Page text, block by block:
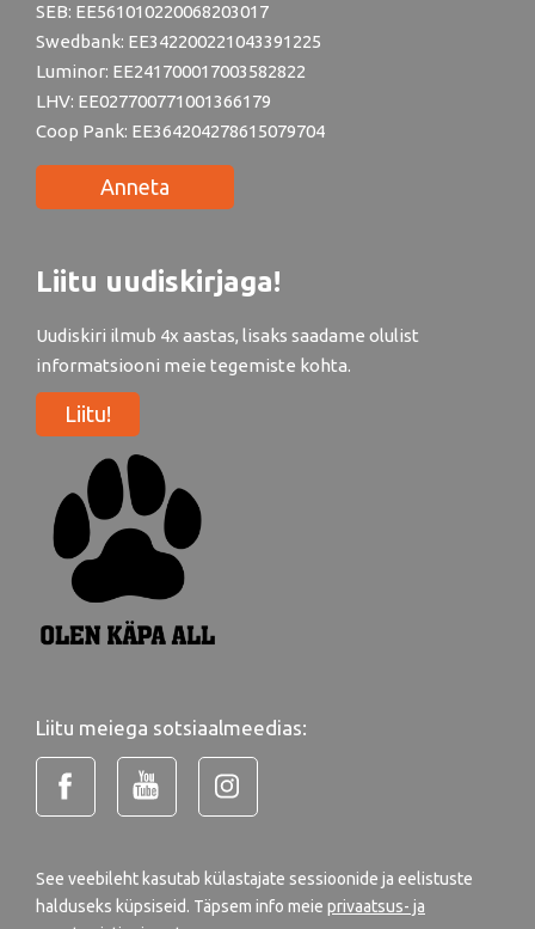
SEB: EE561010220068203017
Swedbank: EE342200221043391225
Luminor: EE241700017003582822
LHV: EE027700771001366179
Coop Pank: EE364204278615079704
Anneta
Liitu uudiskirjaga!
Uudiskiri ilmub 4x aastas, lisaks saadame olulist
informatsiooni meie tegemiste kohta.
Liitu!
Liitu meiega sotsiaalmeedias:
See veebileht kasutab külastajate sessioonide ja eelistuste
halduseks küpsiseid. Täpsem info meie privaatsus- ja